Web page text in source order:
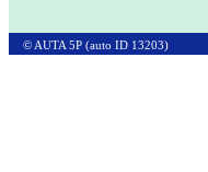
© AUTA 5P (auto ID 13203)